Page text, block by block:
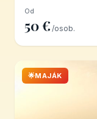
Od
50 € /osob.
🌟MAJÁK